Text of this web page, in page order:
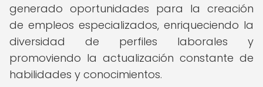
generado oportunidades para la creación
de empleos especializados, enriqueciendo la
diversidad de perfiles laborales y
promoviendo la actualización constante de
habilidades y conocimientos.